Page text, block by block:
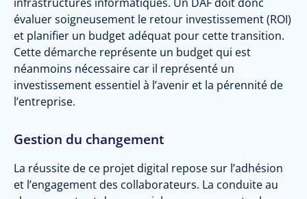
évaluer soigneusement le retour investissement (ROI)
et planifier un budget adéquat pour cette transition.
Cette démarche représente un budget qui est
néanmoins nécessaire car il représenté un
investissement essentiel à l’avenir et la pérennité de
l’entreprise.
Gestion du changement
La réussite de ce projet digital repose sur l’adhésion
et l’engagement des collaborateurs. La conduite au